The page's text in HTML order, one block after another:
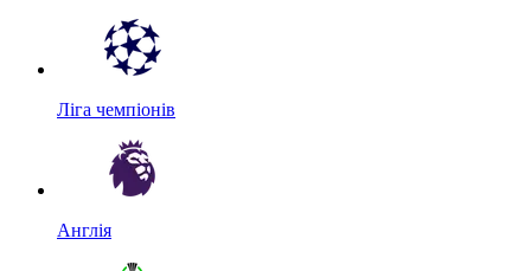
Ліга чемпіонів
Англія